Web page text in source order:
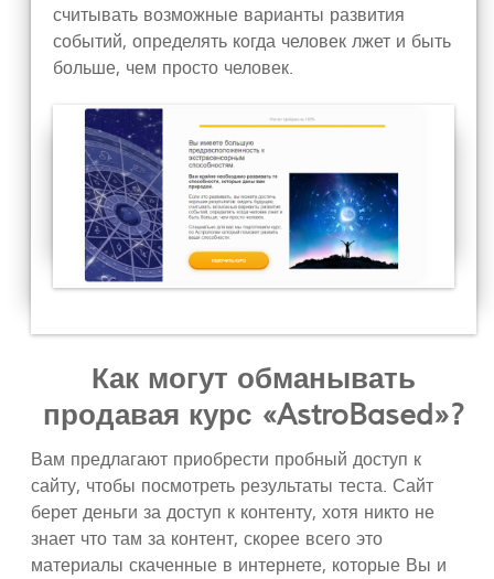
считывать возможные варианты развития
событий, определять когда человек лжет и быть
больше, чем просто человек.
Как могут обманывать
продавая курс «AstroBased»?
Вам предлагают приобрести пробный доступ к
сайту, чтобы посмотреть результаты теста. Сайт
берет деньги за доступ к контенту, хотя никто не
знает что там за контент, скорее всего это
материалы скаченные в интернете, которые Вы и